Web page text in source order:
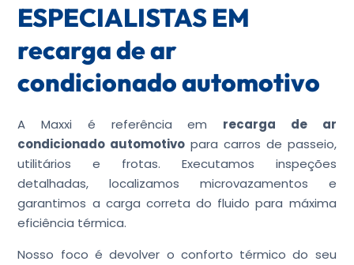
ESPECIALISTAS EM
recarga de ar
condicionado automotivo
A Maxxi é referência em recarga de ar
condicionado automotivo para carros de passeio,
utilitários e frotas. Executamos inspeções
detalhadas, localizamos microvazamentos e
garantimos a carga correta do fluido para máxima
eficiência térmica.
Nosso foco é devolver o conforto térmico do seu